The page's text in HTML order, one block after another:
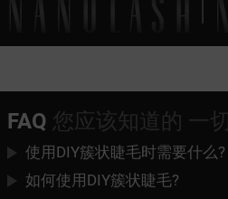
FLIRTY
HEARTBREAKER BROWN
FAQ 您应该知道的 一切
使用DIY簇状睫毛时需要什么?
如何使用DIY簇状睫毛?